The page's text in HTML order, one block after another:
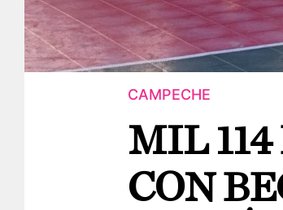
CAMPECHE
MIL
CON